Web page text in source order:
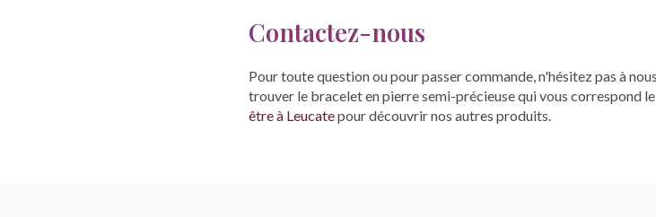
Contactez-nous
Pour toute question ou pour passer commande, n'hésitez pas à
trouver le bracelet en pierre semi-précieuse qui vous correspond
être à Leucatepour découvrir nos autres produits.